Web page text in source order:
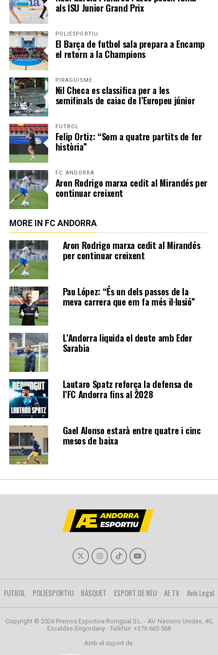
als ISU Junior Grand Prix
POLIESPORTIU
El Barça de futbol sala prepara a Encamp
el retorn a la Champions
PIRAGÜISME
Nil Checa es classifica per a les
semifinals de caiac de l’Europeu júnior
FUTBOL
Felip Ortiz: “Som a quatre partits de fer
història”
FC ANDORRA
Aron Rodrigo marxa cedit al Mirandés per
continuar creixent
MORE IN FC ANDORRA
Aron Rodrigo marxa cedit al Mirandés
per continuar creixent
Pau López: “És un dels passos de la
meva carrera que em fa més il·lusió”
L’Andorra liquida el deute amb Eder
Sarabia
Lautaro Spatz reforça la defensa de
l’FC Andorra fins al 2028
Gael Alonso estarà entre quatre i cinc
mesos de baixa
FUTBOL POLIESPORTIU BÀSQUET ESPORT DE NEU AE TV Avís Legal
Copyright © 2026 Premsa Esportiva Romgual S.L. - AV. Nacions Unides, 40,
Escaldes-Engordany - Telèfon: +376 665 568
Amb el suport de: